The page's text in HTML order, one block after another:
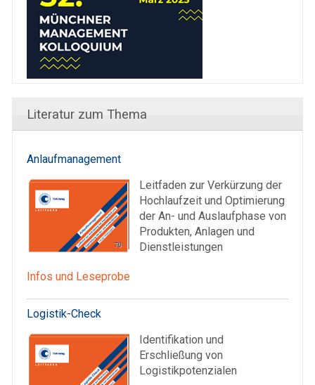
Literatur zum Thema
Anlaufmanagement
Leitfaden zur Verkürzung der
Hochlaufzeit und Optimierung
der An- und Auslaufphase von
Produkten, Anlagen und
Dienstleistungen
Infos und Leseprobe
Logistik-Check
Identifikation und
Erschließung von
Logistikpotenzialen